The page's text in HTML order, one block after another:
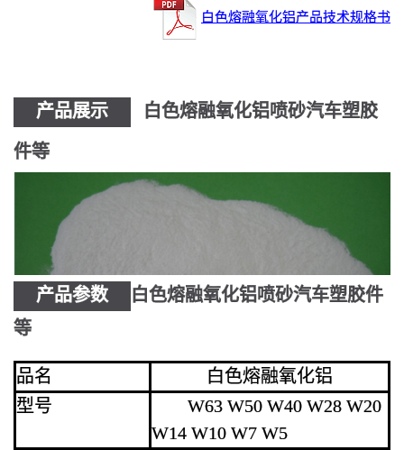
白色熔融氧化铝产品技术规格书
产品展示 白色熔融氧化铝喷砂汽车塑胶
件等
产品参数
白色熔融氧化铝喷砂汽车塑胶件
等
品名
白色熔融氧化铝
型号
W63 W50 W40 W28 W20
W14 W10 W7 W5